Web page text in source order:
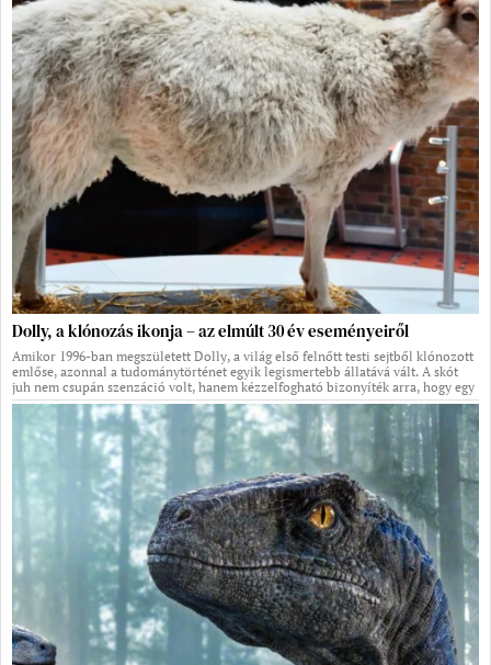
Dolly, a klónozás ikonja – az elmúlt 30 év eseményeiről
Amikor 1996-ban megszületett Dolly, a világ első felnőtt testi sejtből klónozott
emlőse, azonnal a tudománytörténet egyik legismertebb állatává vált. A skót
juh nem csupán szenzáció volt, hanem kézzelfogható bizonyíték arra, hogy egy